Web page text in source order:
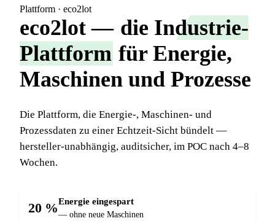
Plattform · eco2lot
eco2lot — die Industrie-
Plattform für Energie,
Maschinen und Prozesse
Die Plattform, die Energie-, Maschinen- und
Prozessdaten zu einer Echtzeit-Sicht bündelt —
hersteller-unabhängig, auditsicher, im POC nach 4–8
Wochen.
20 %Energie eingespart
— ohne neue Maschinen